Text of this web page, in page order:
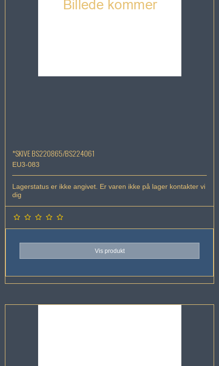
*SKIVE BS220865/BS224061
EU3-083
Lagerstatus er ikke angivet. Er varen ikke på lager kontakter vi
dig
Vis produkt